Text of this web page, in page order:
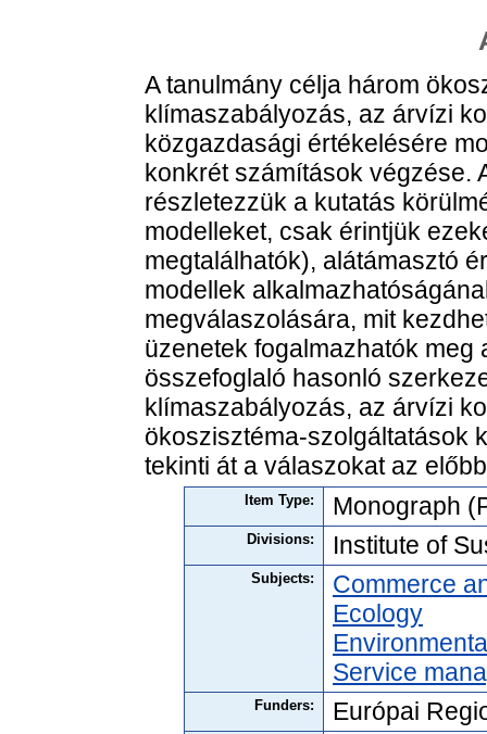
A tanulmány célja három
klímaszabályozás, az árvízi
közgazdasági értékelésére
konkrét számítások végzése.
részletezzük a kutatás
modelleket, csak érintjük
megtalálhatók), alátámasztó
modellek
megválaszolására, mit
üzenetek fogalmazhatók meg
összefoglaló hasonló
klímaszabályozás, az árvízi
ökoszisztéma-szolgáltatások
tekinti át a válaszokat az
Item Type: Monograph
Divisions: Institute of
Subjects:
Commerce
Ecology
Service
Funders: Európai